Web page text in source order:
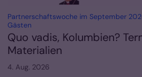
Partnerschaftswoche im September
Gästen
Quo vadis, Kolumbien?
Materialien
4. Aug. 2026